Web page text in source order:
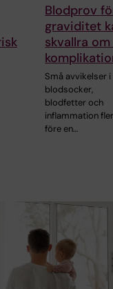
Blodprov
graviditet
skvallra
Små avvikelser i
blodsocker,
blodfetter och
inflammation
före en…